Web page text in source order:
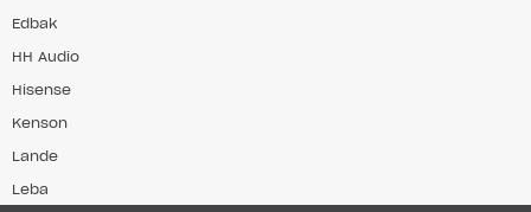
Edbak
HH Audio
Hisense
Kenson
Lande
Leba